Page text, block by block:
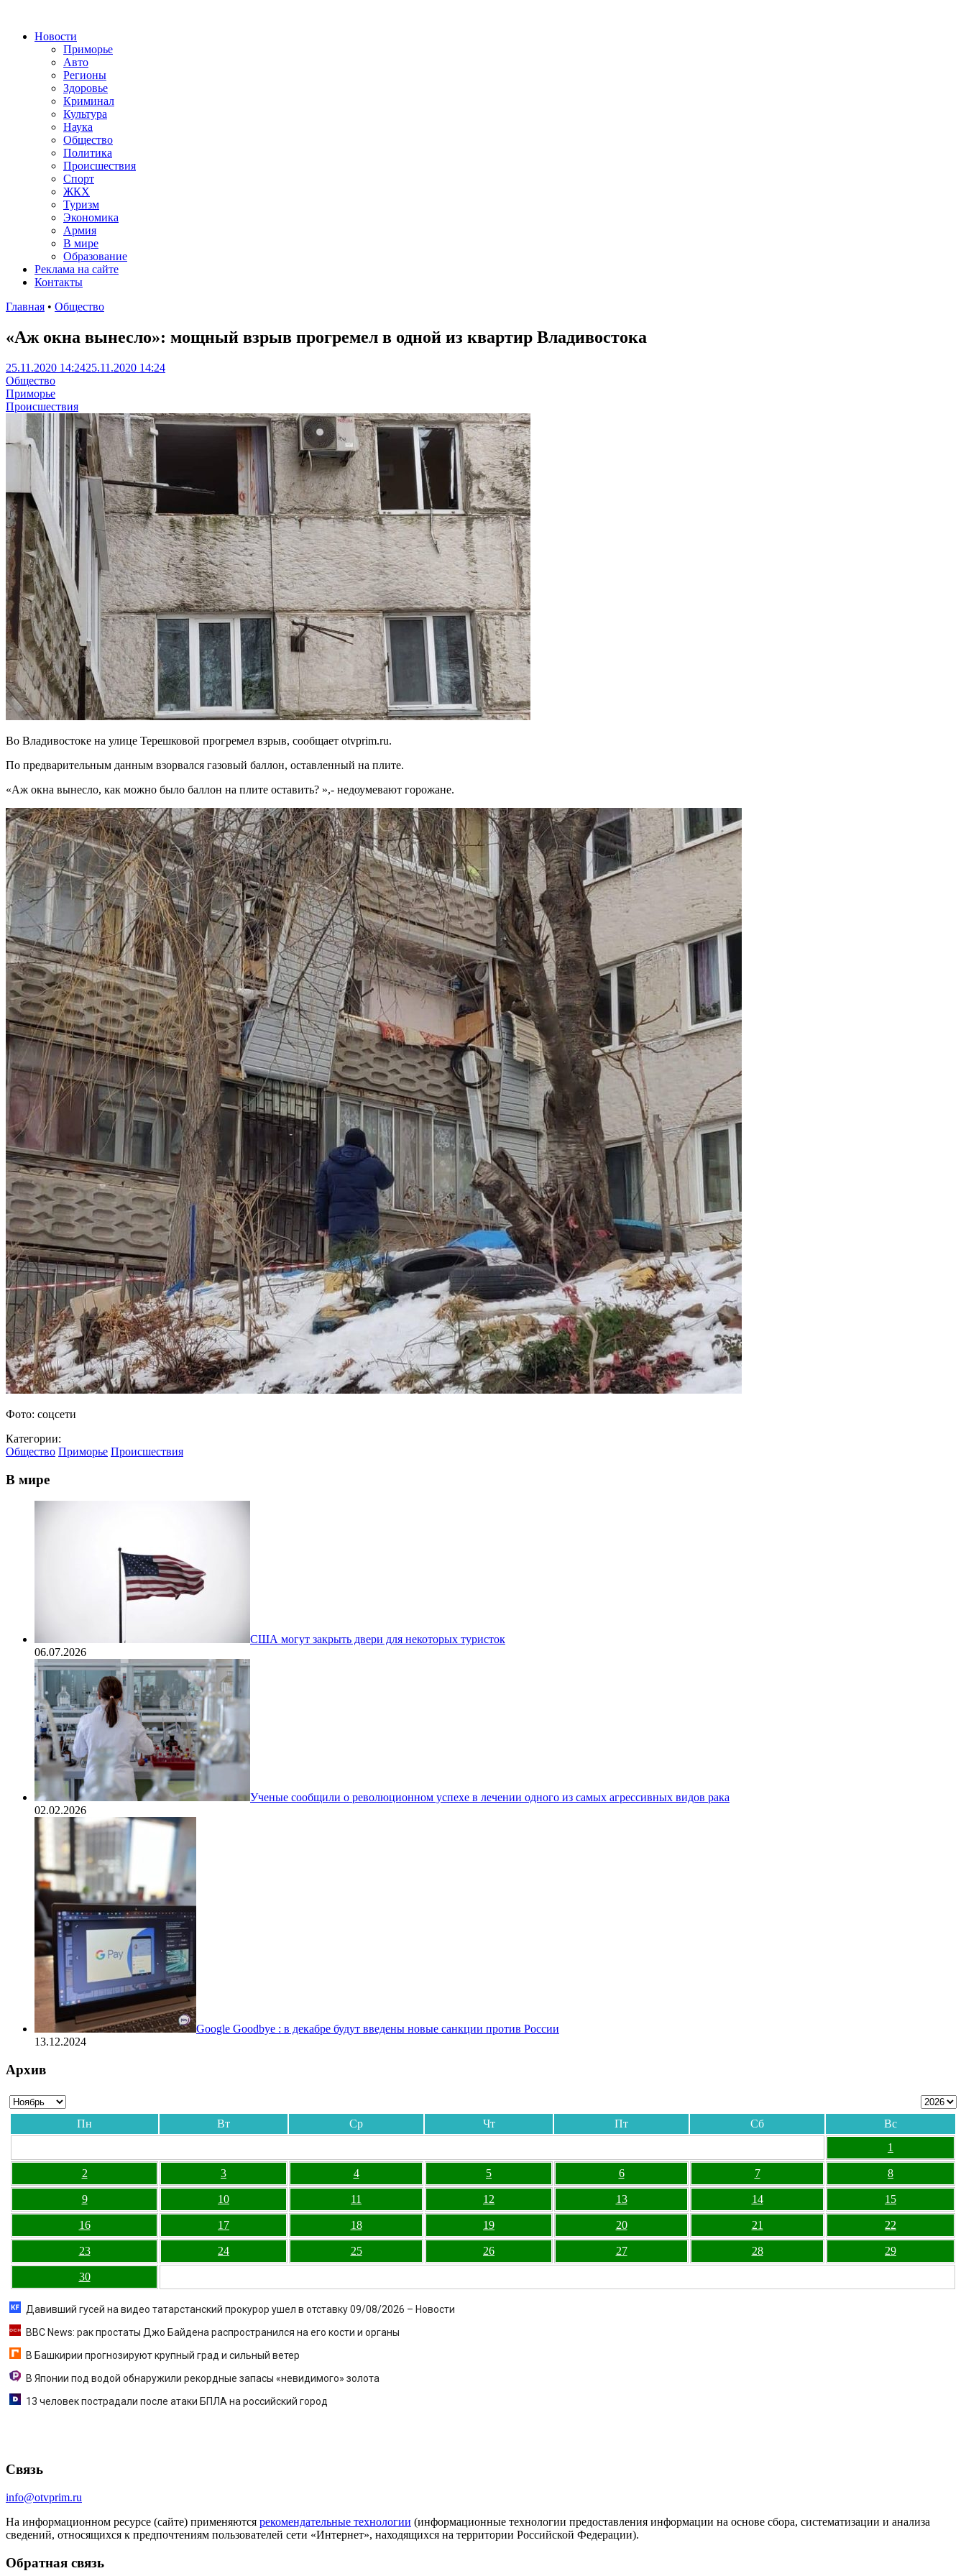
Новости
Приморье
Авто
Регионы
Здоровье
Криминал
Культура
Наука
Общество
Политика
Происшествия
Спорт
ЖКХ
Туризм
Экономика
Армия
В мире
Образование
Реклама на сайте
Контакты
Главная • Общество
«Аж окна вынесло»: мощный взрыв прогремел в одной из квартир Владивостока
25.11.2020 14:2425.11.2020 14:24
Общество
Приморье
Происшествия
Во Владивостоке на улице Терешковой прогремел взрыв, сообщает otvprim.ru.
По предварительным данным взорвался газовый баллон, оставленный на плите.
«Аж окна вынесло, как можно было баллон на плите оставить? »,- недоумевают горожане.
Фото: соцсети
Категории:
Общество Приморье Происшествия
В мире
США могут закрыть двери для некоторых туристок
06.07.2026
Ученые сообщили о революционном успехе в лечении одного из самых агрессивных видов рака
02.02.2026
Google Goodbye : в декабре будут введены новые санкции против России
13.12.2024
Архив
Пн Вт Ср Чт Пт Сб
Вс
1
2 3 4 5 6 7 8
9 10 11 12 13 14 15
16 17 18 19 20 21 22
23 24 25 26 27 28 29
30
Давивший гусей на видео татарстанский прокурор ушел в отставку 09/08/2026 – Новости
BBC News: рак простаты Джо Байдена распространился на его кости и органы
В Башкирии прогнозируют крупный град и сильный ветер
В Японии под водой обнаружили рекордные запасы «невидимого» золота
13 человек пострадали после атаки БПЛА на российский город
Связь
info@otvprim.ru
На информационном ресурсе (сайте) применяются рекомендательные технологии (информационные технологии предоставления информации на основе сбора, систематизации и анализа
сведений, относящихся к предпочтениям пользователей сети «Интернет», находящихся на территории Российской Федерации).
Обратная связь